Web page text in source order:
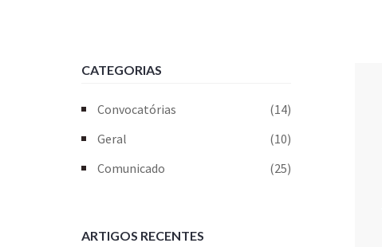
CATEGORIAS
Convocatórias
(14)
Geral
(10)
Comunicado
(25)
ARTIGOS RECENTES